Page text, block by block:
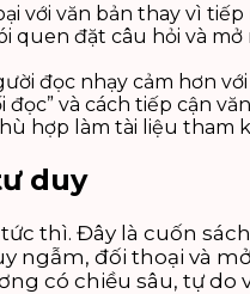
với văn bản thay vì
đặt câu hỏi và
đọc nhạy cảm hơn
và cách tiếp cận
hợp làm tài liệu tham
duy
thì. Đây là cuốn
ngẫm, đối thoại và
có chiều sâu, tự do